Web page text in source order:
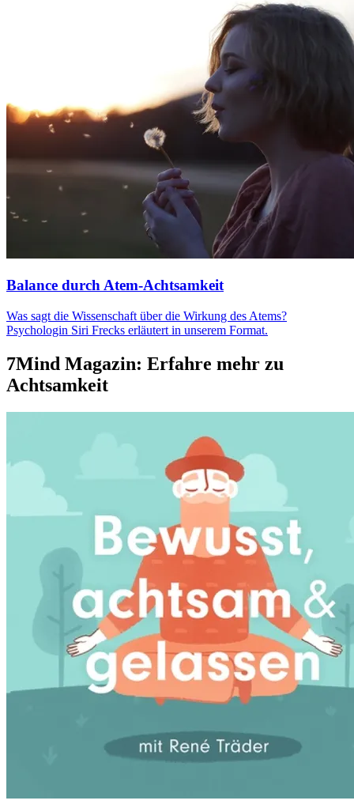
Balance durch Atem-Achtsamkeit
Was sagt die Wissenschaft über die Wirkung des Atems?
Psychologin Siri Frecks erläutert in unserem Format.
7Mind Magazin: Erfahre mehr zu
Achtsamkeit